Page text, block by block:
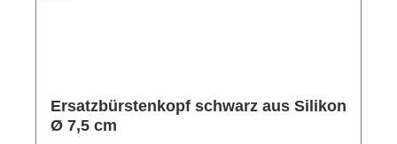
Ersatzbürstenkopf schwarz aus Silikon
Ø 7,5 cm